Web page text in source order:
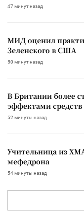
47 минут назад
МИД оценил
Зеленского в США
50 минут назад
В Британии более
эффектами средств
52 минуты назад
Учительница из
мефедрона
54 минуты назад